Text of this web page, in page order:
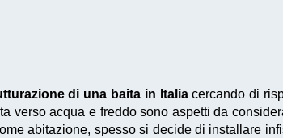
di una baita in Italiacercando di
verso acqua e freddo sono aspetti da
abitazione, spesso si decide di installare